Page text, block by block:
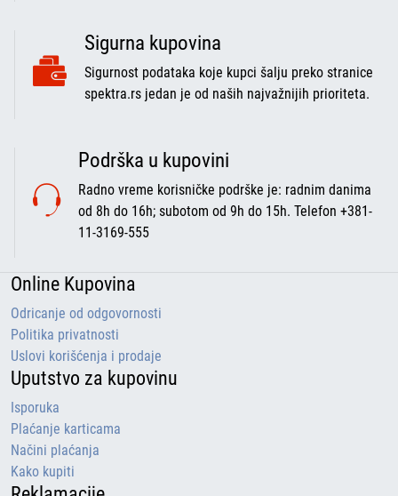
Sigurna kupovina
Sigurnost podataka koje kupci šalju preko stranice
spektra.rs jedan je od naših najvažnijih prioriteta.
Podrška u kupovini
Radno vreme korisničke podrške je: radnim danima
od 8h do 16h; subotom od 9h do 15h. Telefon +381-
11-3169-555
Online Kupovina
Odricanje od odgovornosti
Politika privatnosti
Uslovi korišćenja i prodaje
Uputstvo za kupovinu
Isporuka
Plaćanje karticama
Načini plaćanja
Kako kupiti